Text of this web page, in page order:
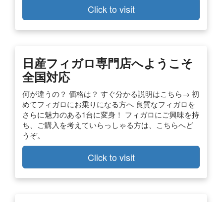
Click to visit
日産フィガロ専門店へようこそ
全国対応
何が違うの？ 価格は？ すぐ分かる説明はこちら→ 初
めてフィガロにお乗りになる方へ 良質なフィガロを
さらに魅力のある1台に変身！ フィガロにご興味を持
ち、ご購入を考えていらっしゃる方は、こちらへど
うぞ。
Click to visit